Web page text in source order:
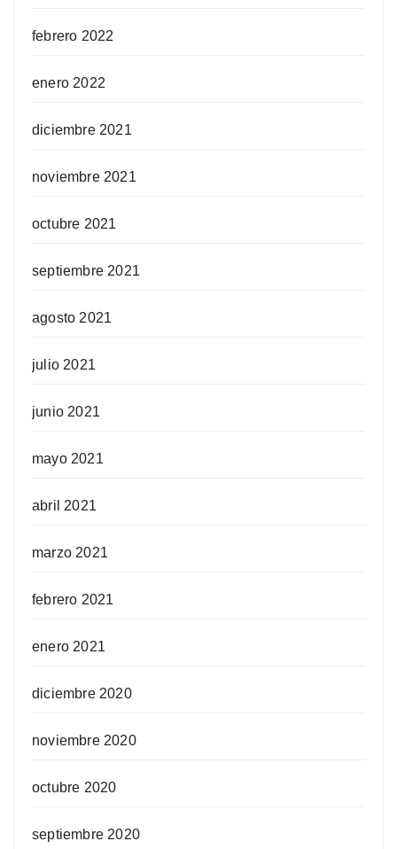
febrero 2022
enero 2022
diciembre 2021
noviembre 2021
octubre 2021
septiembre 2021
agosto 2021
julio 2021
junio 2021
mayo 2021
abril 2021
marzo 2021
febrero 2021
enero 2021
diciembre 2020
noviembre 2020
octubre 2020
septiembre 2020